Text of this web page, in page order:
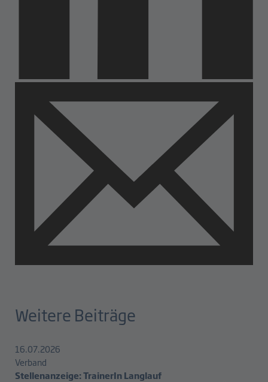
Weitere Beiträge
16.07.2026
Verband
Stellenanzeige: TrainerIn Langlauf